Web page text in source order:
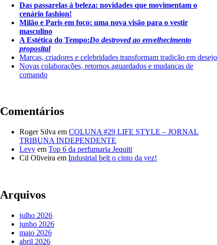
Das passarelas à beleza: novidades que movimentam o
cenário fashion!
Milão e Paris em foco: uma nova visão para o vestir
masculino
A Estética do Tempo:Do destroyed ao envelhecimento
proposital
Marcas, criadores e celebridades transformam tradição em desejo
Novas colaborações, retornos aguardados e mudanças de
comando
Comentários
Roger Silva em COLUNA #29 LIFE STYLE – JORNAL
TRIBUNA INDEPENDENTE
Levy em Top 6 da perfumaria Jequiti
Cil Oliveira em Industrial belt o cinto da vez!
Arquivos
julho 2026
junho 2026
maio 2026
abril 2026